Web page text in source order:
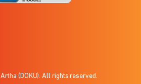
(DOKU). All rights reserved.